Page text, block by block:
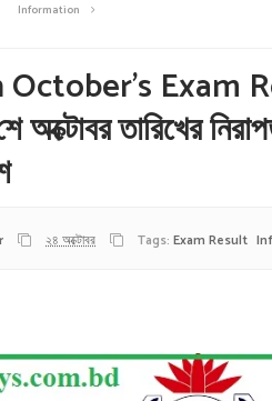
Information
Exam
অক্টোবর তারিখের
২৪ অক্টোবর Tags: Exam Result